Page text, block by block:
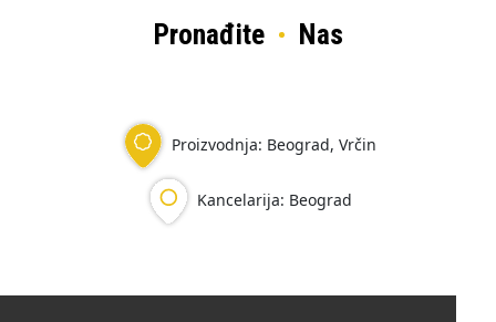
Pronađite Nas
Proizvodnja: Beograd, Vrčin
Kancelarija: Beograd